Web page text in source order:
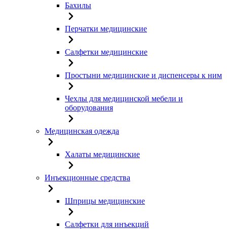
Бахилы
Перчатки медицинские
Салфетки медицинские
Простыни медицинские и диспенсеры к ним
Чехлы для медицинской мебели и
оборудования
Медицинская одежда
Халаты медицинские
Инъекционные средства
Шприцы медицинские
Салфетки для инъекций